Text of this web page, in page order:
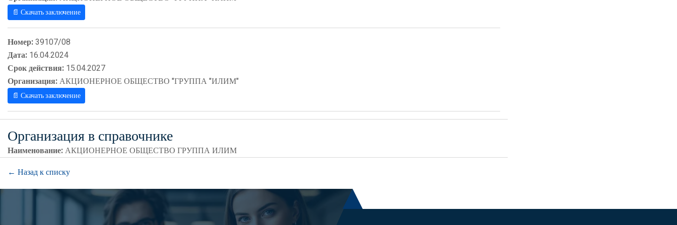
📄 Скачать заключение
Номер:39107/08
Дата: 16.04.2024
Срок действия: 15.04.2027
Организация:АКЦИОНЕРНОЕ ОБЩЕСТВО "ГРУППА "ИЛИМ"
📄 Скачать заключение
Организация в справочнике
Наименование:АКЦИОНЕРНОЕ ОБЩЕСТВО ГРУППА ИЛИМ
← Назад к списку